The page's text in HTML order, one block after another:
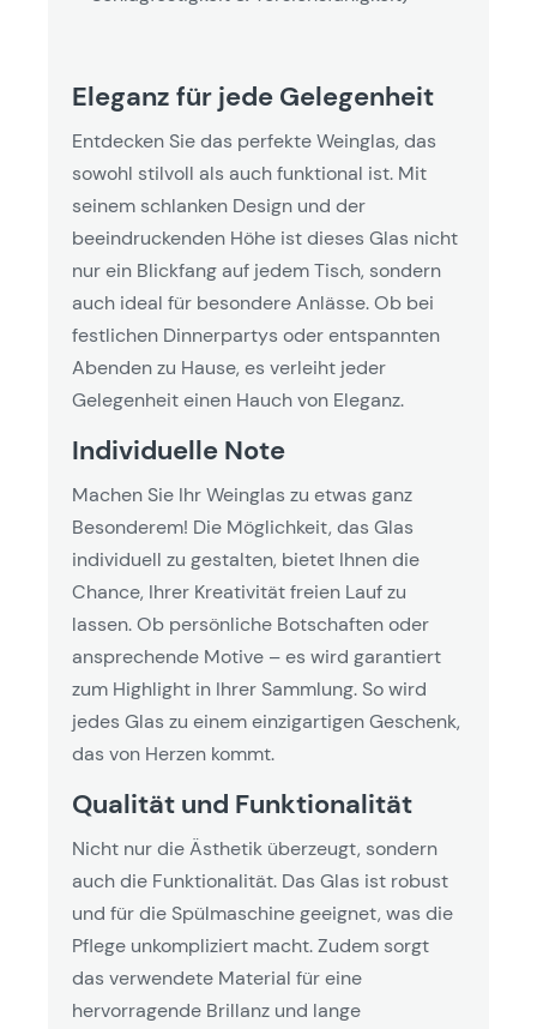
Eleganz für jede Gelegenheit
Entdecken Sie das perfekte Weinglas, das
sowohl stilvoll als auch funktional ist. Mit
seinem schlanken Design und der
beeindruckenden Höhe ist dieses Glas nicht
nur ein Blickfang auf jedem Tisch, sondern
auch ideal für besondere Anlässe. Ob bei
festlichen Dinnerpartys oder entspannten
Abenden zu Hause, es verleiht jeder
Gelegenheit einen Hauch von Eleganz.
Individuelle Note
Machen Sie Ihr Weinglas zu etwas ganz
Besonderem! Die Möglichkeit, das Glas
individuell zu gestalten, bietet Ihnen die
Chance, Ihrer Kreativität freien Lauf zu
lassen. Ob persönliche Botschaften oder
ansprechende Motive – es wird garantiert
zum Highlight in Ihrer Sammlung. So wird
jedes Glas zu einem einzigartigen Geschenk,
das von Herzen kommt.
Qualität und Funktionalität
Nicht nur die Ästhetik überzeugt, sondern
auch die Funktionalität. Das Glas ist robust
und für die Spülmaschine geeignet, was die
Pflege unkompliziert macht. Zudem sorgt
das verwendete Material für eine
hervorragende Brillanz und lange